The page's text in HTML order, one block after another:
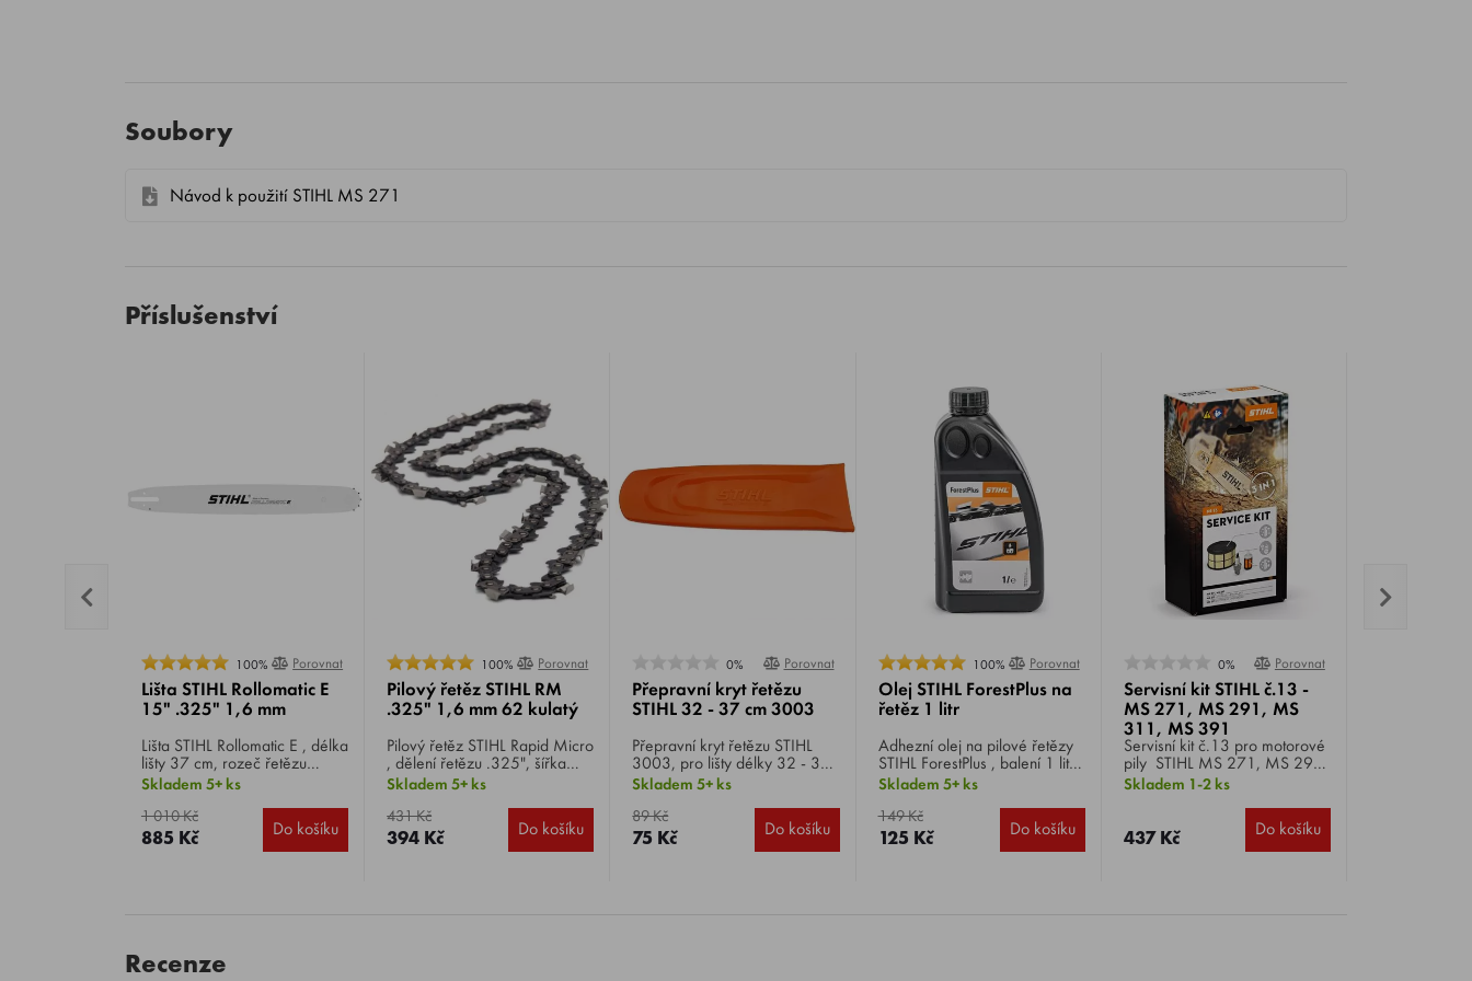
Soubory
Návod k použití STIHL MS 271
Příslušenství
100% Porovnat
Lišta STIHL Rollomatic E
15" .325" 1,6 mm
Lišta STIHL Rollomatic E , délka
lišty 37 cm, rozeč řetězu
.325", šířka vodicí drážky 1,6
mm, počet vodících článků 62.
Skladem 5+ ks
1 010 Kč
885 Kč Do košíku
100% Porovnat
Pilový řetěz STIHL RM
.325" 1,6 mm 62 kulatý
Pilový řetěz STIHL Rapid Micro
, dělení řetězu .325", šířka
vodícího článku 1,6 mm, počet
vodících článků 62, profil zubu
kulatý.
Skladem 5+ ks
431 Kč
394 Kč Do košíku
0% Porovnat
Přepravní kryt řetězu
STIHL 32 - 37 cm 3003
Přepravní kryt řetězu STIHL
3003, pro lišty délky 32 - 37
cm, vhodný pro MS 260,
261, 271, 291, 270, 280_I,
290, 310. 311, 341, 361,
362, 311, 391, 390, 391,
440, 441, 460, 660.
Skladem 5+ ks
89 Kč
75 Kč Do košíku
100% Porovnat
Olej STIHL ForestPlus na
řetěz 1 litr
Adhezní olej na pilové řetězy
STIHL ForestPlus , balení 1 litr,
univerzální použití, spolehlivé
mazání, nedochází k zpečení
ani při delším odstavení.
Skladem 5+ ks
149 Kč
125 Kč Do košíku
0% Porovnat
Servisní kit STIHL č.13 -
MS 271, MS 291, MS
311, MS 391
Servisní kit č.13 pro motorové
pily STIHL MS 271, MS 291,
MS 311, MS 391 , obsahuje
vzduchový filtr fleecový, sací
hlavu a svíčku WSR6F.
Skladem 1-2 ks
437 Kč Do košíku
Recenze